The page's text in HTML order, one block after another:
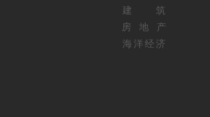
建 筑
房 地 产
海洋经济